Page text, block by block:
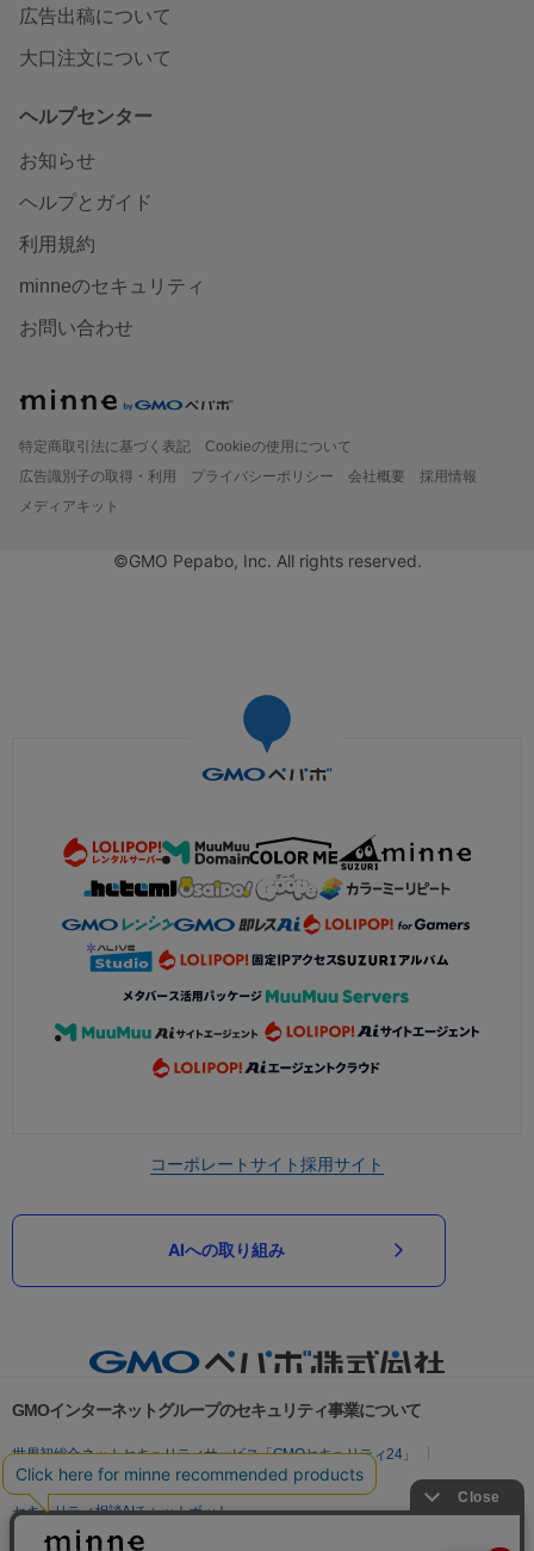
広告出稿について
大口注文について
ヘルプセンター
お知らせ
ヘルプとガイド
利用規約
minneのセキュリティ
お問い合わせ
特定商取引法に基づく表記
Cookieの使用について
広告識別子の取得・利用
プライバシーポリシー 会社概要
採用情報
メディアキット
©GMO Pepabo, Inc. All rights reserved.
コーポレートサイト採用サイト
AIへの取り組み
GMOインターネットグループのセキュリティ事業について
世界初総合ネットセキュリティサービス「GMOセキュリティ24」
パスワード漏洩診断
Webサイトリスク診断
セキュリティ相談AIチャットボット
実在証明・盗聴対策